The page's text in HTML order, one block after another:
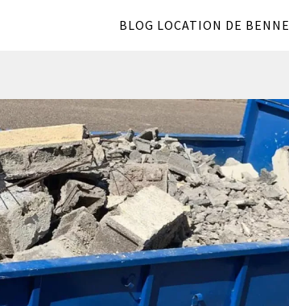
BLOG LOCATION DE BENNE